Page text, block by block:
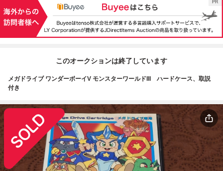
このオークションは終了しています
メガドライブ ワンダーボーイV モンスターワールドIII ハードケース、取説
付き